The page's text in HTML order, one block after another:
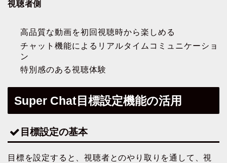
視聴者側
高品質な動画を初回視聴時から楽しめる
チャット機能によるリアルタイムコミュニケーショ
ン
特別感のある視聴体験
Super Chat目標設定機能の活用
目標設定の基本
目標を設定すると、視聴者とのやり取りを通して、視